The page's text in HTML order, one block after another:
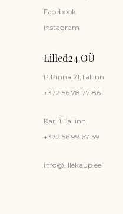
Facebook
Instagram
Lilled24 OÜ
P.Pinna 21,Tallinn
+372 56 78 77 86
Kari 1,Tallinn
+372 56 99 67 39
info@lillekaup.ee